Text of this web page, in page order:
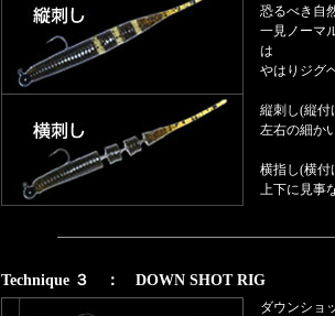
恐るべき自
一見ノーマ
は
やはりジグ
縦刺し(縦付
左右の細か
横指し(横付
上下に見事
Technique ３ ： DOWN SHOT RIG
ダウンショ